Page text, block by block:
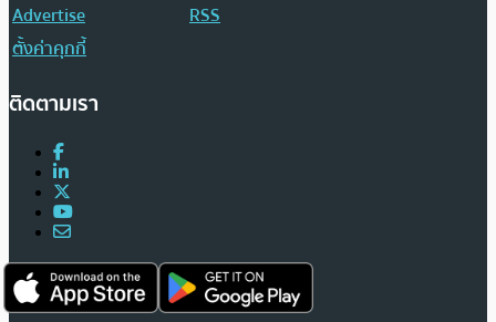
Advertise
RSS
ตั้งค่าคุกกี้
ติดตามเรา